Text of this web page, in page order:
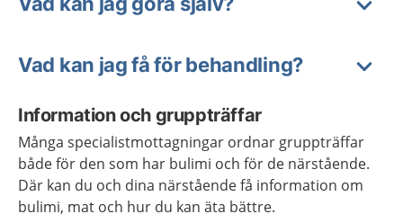
Vad kan jag få för behandling?
Information och gruppträffar
Många specialistmottagningar ordnar gruppträffar
både för den som har bulimi och för de närstående.
Där kan du och dina närstående få information om
bulimi, mat och hur du kan äta bättre.